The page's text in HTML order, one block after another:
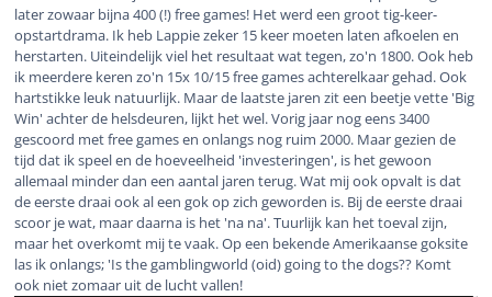
later zowaar bijna 400 (!) free games! Het werd een groot tig-keer-
opstartdrama. Ik heb Lappie zeker 15 keer moeten laten afkoelen en
herstarten. Uiteindelijk viel het resultaat wat tegen, zo'n 1800. Ook heb
ik meerdere keren zo'n 15x 10/15 free games achterelkaar gehad. Ook
hartstikke leuk natuurlijk. Maar de laatste jaren zit een beetje vette 'Big
Win' achter de helsdeuren, lijkt het wel. Vorig jaar nog eens 3400
gescoord met free games en onlangs nog ruim 2000. Maar gezien de
tijd dat ik speel en de hoeveelheid 'investeringen', is het gewoon
allemaal minder dan een aantal jaren terug. Wat mij ook opvalt is dat
de eerste draai ook al een gok op zich geworden is. Bij de eerste draai
scoor je wat, maar daarna is het 'na na'. Tuurlijk kan het toeval zijn,
maar het overkomt mij te vaak. Op een bekende Amerikaanse goksite
las ik onlangs; 'Is the gamblingworld (oid) going to the dogs?? Komt
ook niet zomaar uit de lucht vallen!